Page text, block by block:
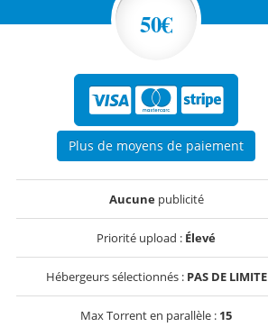
50€
Plus de moyens de paiement
Aucunepublicité
Priorité upload : Élevé
Hébergeurs sélectionnés : PAS DE LIMITE
Max Torrent en parallèle : 15